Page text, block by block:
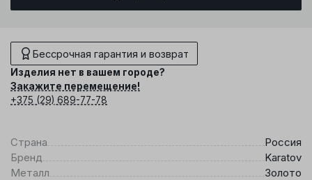
Бессрочная гарантия и возврат
Изделия нет в вашем городе?
Закажите перемещение!
+375 (29) 689-77-78
Страна
Россия
Бренд
Karatov
Металл
Золото